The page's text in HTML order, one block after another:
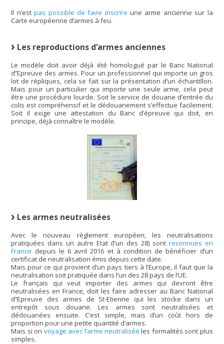
Il n’estpas possible de faire inscrire une arme ancienne sur la
Carte européenne d’armes à feu.
Les reproductions d’armes anciennes
Le modèle doit avoir déjà été homologué par le Banc National
d’’Epreuve des armes. Pour un professionnel qui importe un gros
lot de répliques, cela se fait sur la présentation d’un échantillon.
Mais pour un particulier qui importe une seule arme, cela peut
être une procédure lourde. Soit le service de douane d’entrée du
colis est compréhensif et le dédouanement s’effectue facilement.
Soit il exige une attestation du Banc d’épreuve qui doit, en
principe, déjà connaître le modèle.
Les armes neutralisées
Avec le nouveau règlement européen, les neutralisations
pratiquées dans un autre Etat (l’un des 28) sont reconnues en
France depuis le 6 avril 2016 et à condition de bénéficier d’un
certificat de neutralisation émis depuis cette date.
Mais pour ce qui provient d’un pays tiers à l’Europe, il faut que la
neutralisation soit pratiquée dans l’un des 28 pays de l’UE.
Le français qui veut importer des armes qui devront être
neutralisées en France, doit les faire adresser au Banc National
d’’Epreuve des armes de St-Etienne qui les stocke dans un
entrepôt sous douane. Les armes sont neutralisées et
dédouanées ensuite. C’est simple, mais d’un coût hors de
proportion pour une petite quantité d’armes.
Mais si on voyage avec l’arme neutralisée les formalités sont plus
simples.